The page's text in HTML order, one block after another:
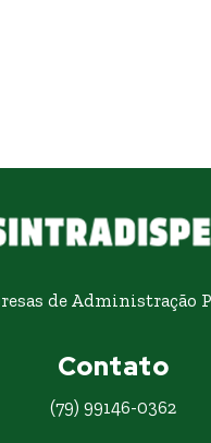
de Administração
Contato
(79) 99146-0362